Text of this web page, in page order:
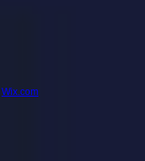
Wix.com